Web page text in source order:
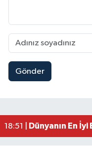
Gönder
19:49 |Mersin'de Tatil
18:51 |
Dünyanın En
15:15 |